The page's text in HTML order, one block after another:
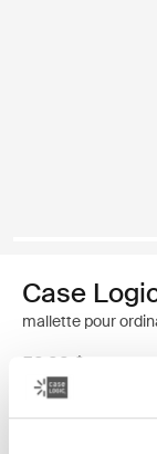
Case
mallette pour
59,99 $